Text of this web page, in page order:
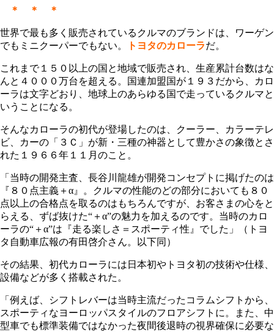
＊ ＊ ＊
世界で最も多く販売されているクルマのブランドは、ワーゲン
でもミニクーパーでもない。
トヨタのカローラだ。
これまで１５０以上の国と地域で販売され、生産累計台数はな
んと４０００万台を超える。国連加盟国が１９３だから、カロ
ーラは文字どおり、地球上のあらゆる国で走っているクルマと
いうことになる。
そんなカローラの初代が登場したのは、クーラー、カラーテレ
ビ、カーの「３Ｃ」が新・三種の神器として豊かさの象徴とさ
れた１９６６年１１月のこと。
「当時の開発主査、長谷川龍雄が開発コンセプトに掲げたのは
『８０点主義＋α』。クルマの性能のどの部分においても８０
点以上の合格点を取るのはもちろんですが、お客さまの心をと
らえる、ずば抜けた“＋α”の魅力を加えるのです。当時のカロ
ーラの“＋α”は『走る楽しさ＝スポーティ性』でした」（トヨ
タ自動車広報の有田啓介さん。以下同）
その結果、初代カローラには日本初やトヨタ初の技術や仕様、
設備などが多く搭載された。
「例えば、シフトレバーは当時主流だったコラムシフトから、
スポーティなヨーロッパスタイルのフロアシフトに。また、中
型車でも標準装備ではなかった夜間後退時の視界確保に必要な